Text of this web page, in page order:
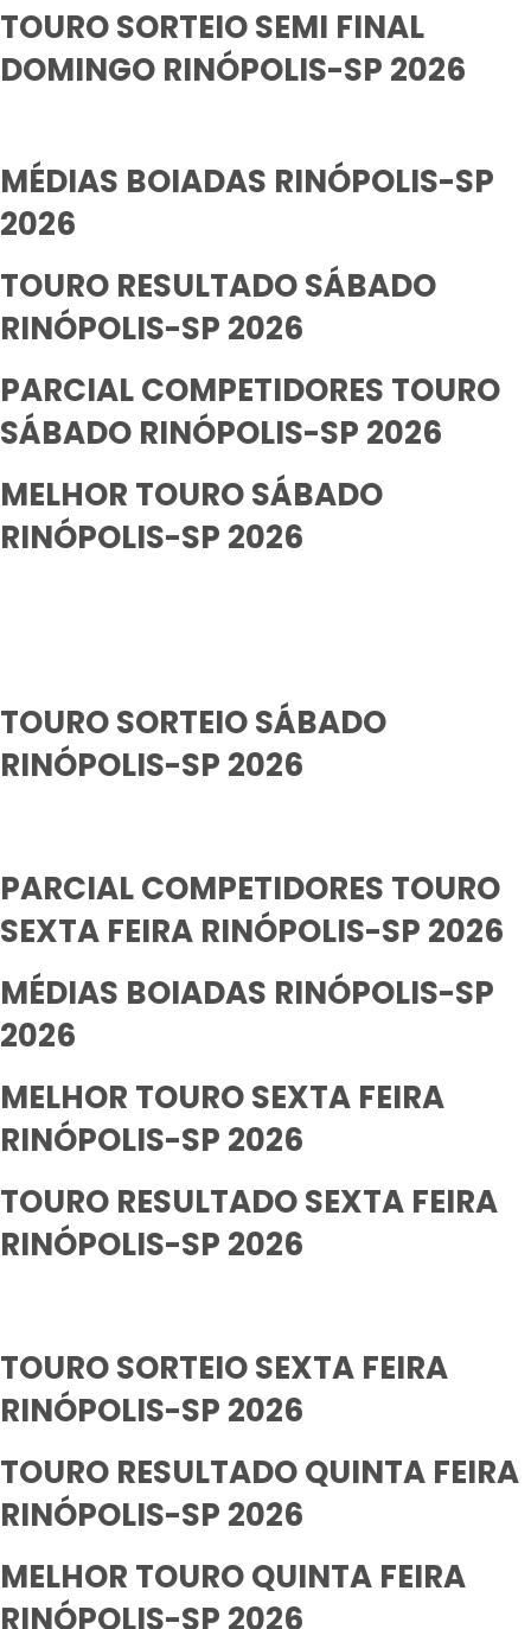
TOURO SORTEIO SEMI FINAL
DOMINGO RINÓPOLIS-SP 2026
MÉDIAS BOIADAS RINÓPOLIS-SP
2026
TOURO RESULTADO SÁBADO
RINÓPOLIS-SP 2026
PARCIAL COMPETIDORES TOURO
SÁBADO RINÓPOLIS-SP 2026
MELHOR TOURO SÁBADO
RINÓPOLIS-SP 2026
TOURO SORTEIO SÁBADO
RINÓPOLIS-SP 2026
PARCIAL COMPETIDORES TOURO
SEXTA FEIRA RINÓPOLIS-SP 2026
MÉDIAS BOIADAS RINÓPOLIS-SP
2026
MELHOR TOURO SEXTA FEIRA
RINÓPOLIS-SP 2026
TOURO RESULTADO SEXTA FEIRA
RINÓPOLIS-SP 2026
TOURO SORTEIO SEXTA FEIRA
RINÓPOLIS-SP 2026
TOURO RESULTADO QUINTA FEIRA
RINÓPOLIS-SP 2026
MELHOR TOURO QUINTA FEIRA
RINÓPOLIS-SP 2026